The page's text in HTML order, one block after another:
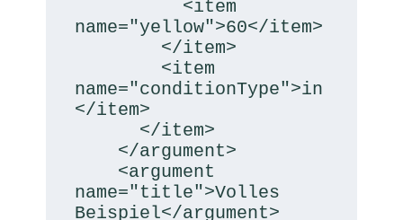
name="yellow">60</item>
name="conditionType">in
</item>
name="title">Volles
Beispiel</argument>